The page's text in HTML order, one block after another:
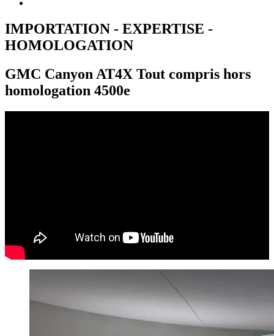
IMPORTATION - EXPERTISE -
HOMOLOGATION
GMC Canyon AT4X Tout compris hors
homologation 4500e